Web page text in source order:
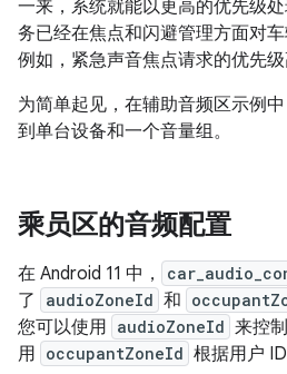
一来，系统就能以更高的优先级
务已经在焦点和闪避管理方面对车
例如，紧急声音焦点请求的优先级
为简单起见，在辅助音频区示例
到单台设备和一个音量组。
乘员区的音频配置
在 Android 11 中，
了
audioZoneId 和
您可以使用 audioZoneId 来控
用 occupantZoneId 根据用户 ID